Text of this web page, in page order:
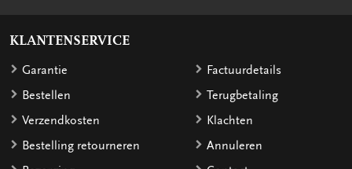
KLANTENSERVICE
Garantie
Bestellen
Verzendkosten
Bestelling retourneren
Factuurdetails
Terugbetaling
Klachten
Annuleren